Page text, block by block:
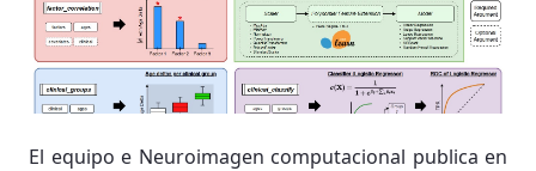
El equipo e Neuroimagen computacional publica en